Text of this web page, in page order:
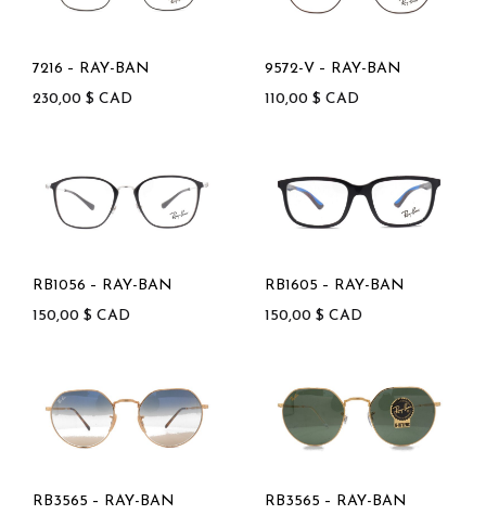
7216 – RAY-BAN
230,00 $ CAD
9572-V – RAY-BAN
110,00 $ CAD
RB1056 – RAY-BAN
150,00 $ CAD
RB1605 – RAY-BAN
150,00 $ CAD
RB3565 – RAY-BAN
RB3565 – RAY-BAN